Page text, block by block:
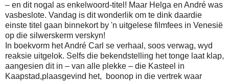
– en dit nogal as enkelwoord-titel! Maar Helga en André was
vasbeslote. Vandag is dit wonderlik om te dink daardie
einste titel gaan binnekort by 'n uitgelese filmfees in Venesië
op die silwerskerm verskyn!
In boekvorm het André Carl se verhaal, soos verwag, wyd
reaksie uitgelok. Selfs die bekendstelling het tonge laat klap,
aangesien dit in – van alle plekke – die Kasteel in
Kaapstad,plaasgevind het, boonop in die vertrek waar